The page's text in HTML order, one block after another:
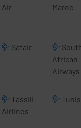
Air Maroc
Safair
African
Airways
Tassili
Airlines